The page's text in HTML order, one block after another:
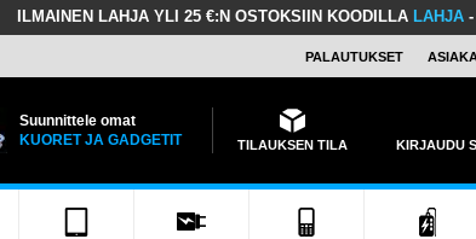
ILMAINEN LAHJA YLI 25 €:N OSTOKSIIN KOODILLA LAHJA-
PALAUTUKSET
Suunnittele omat
KUORET JA GADGETIT
TILAUKSEN TILA KIRJAUDU